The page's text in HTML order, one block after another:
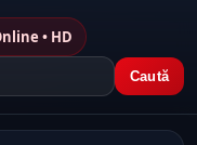
• HD
Caută